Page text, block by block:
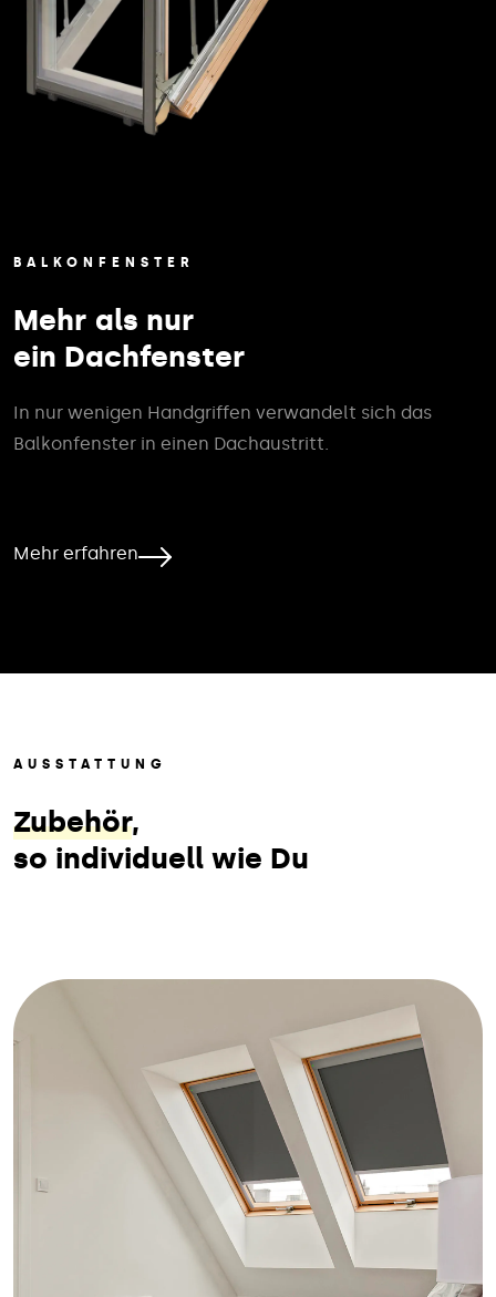
BALKONFENSTER
Mehr als nur
ein Dachfenster
In nur wenigen Handgriffen verwandelt sich das
Balkonfenster in einen Dachaustritt.
Mehr erfahren
AUSSTATTUNG
Zubehör,
so individuell wie Du